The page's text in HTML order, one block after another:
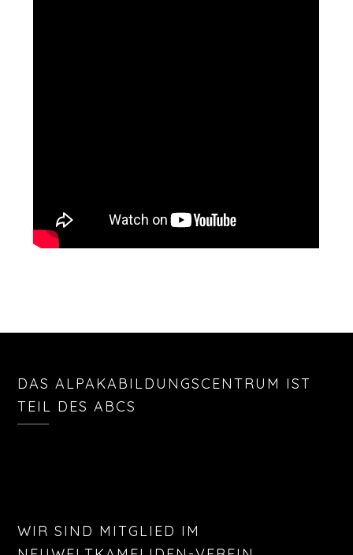
DAS ALPAKABILDUNGSCENTRUM IST
TEIL DES ABCS
WIR SIND MITGLIED IM